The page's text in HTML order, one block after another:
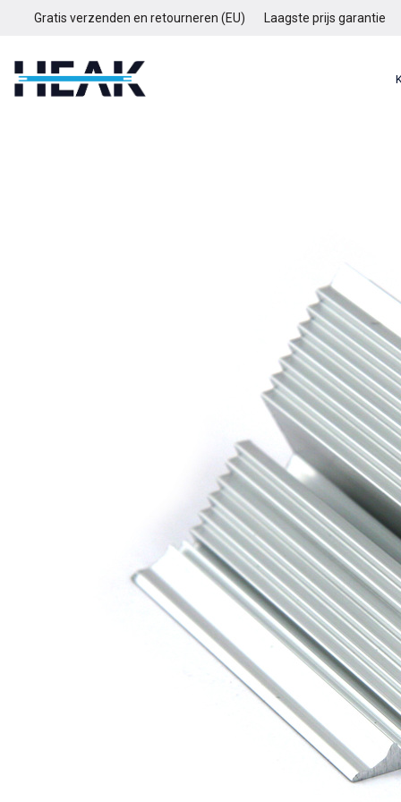
Gratis verzenden en retourneren (EU) Laagste prijs garantie